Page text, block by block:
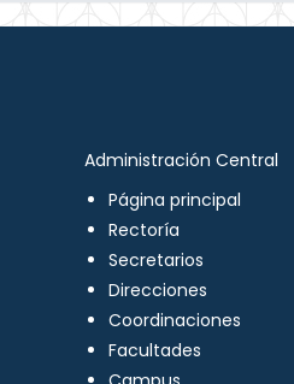
Administración Central
Página principal
Rectoría
Secretarios
Direcciones
Coordinaciones
Facultades